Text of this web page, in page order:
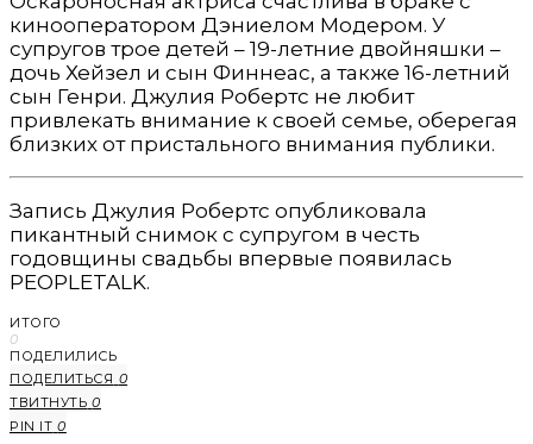
кинооператором Дэниелом Модером. У
супругов трое детей – 19-летние двойняшки –
дочь Хейзел и сын Финнеас, а также 16-летний
сын Генри. Джулия Робертс не любит
привлекать внимание к своей семье, оберегая
близких от пристального внимания публики.
Запись Джулия Робертс опубликовала
пикантный снимок с супругом в честь
годовщины свадьбы впервые появилась
PEOPLETALK.
ИТОГО
0
ПОДЕЛИЛИСЬ
ПОДЕЛИТЬСЯ 0
ТВИТНУТЬ 0
PIN IT 0